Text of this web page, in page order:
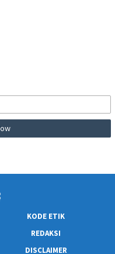
KODE ETIK
REDAKSI
DISCLAIMER